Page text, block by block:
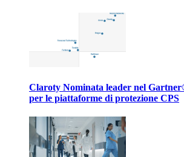
Claroty Nominata leader nel
per le piattaforme di protezione CPS